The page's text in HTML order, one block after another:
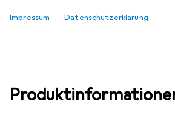
Impressum Datenschutzerklärung